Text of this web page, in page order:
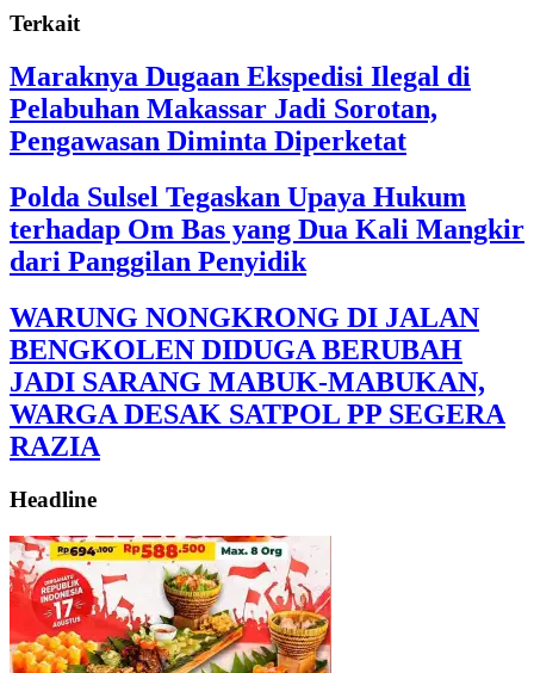
Terkait
Maraknya Dugaan Ekspedisi Ilegal di
Pelabuhan Makassar Jadi Sorotan,
Pengawasan Diminta Diperketat
Polda Sulsel Tegaskan Upaya Hukum
terhadap Om Bas yang Dua Kali Mangkir
dari Panggilan Penyidik
WARUNG NONGKRONG DI JALAN
BENGKOLEN DIDUGA BERUBAH
JADI SARANG MABUK-MABUKAN,
WARGA DESAK SATPOL PP SEGERA
RAZIA
Headline